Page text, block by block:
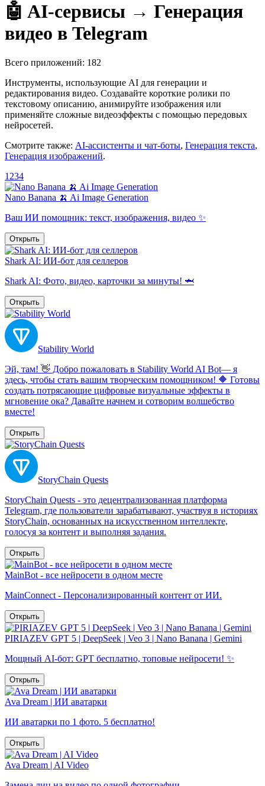
🤖 AI-сервисы → Генерация
видео в Telegram
Всего приложений: 182
Инструменты, использующие AI для генерации и
редактирования видео. Создавайте короткие ролики по
текстовому описанию, анимируйте изображения или
применяйте сложные видеоэффекты с помощью передовых
нейросетей.
Смотрите также: AI-ассистенты и чат-боты, Генерация текста,
Генерация изображений.
1 234
Nano Banana 🍌 Ai Image Generation
Ваш ИИ помощник: текст, изображения, видео ✨
Открыть
Shark AI: ИИ-бот для селлеров
Shark AI: Фото, видео, карточки за минуты! 🦈
Открыть
Stability World
Эй, там! 👋 Добро пожаловать в Stability World AI Bot— я
здесь, чтобы стать вашим творческим помощником! 🔶 Готовы
создать потрясающие цифровые визуальные эффекты в
мгновение ока? Давайте начнем и сотворим волшебство
вместе!
Открыть
StoryChain Quests
StoryChain Quests - это децентрализованная платформа
Telegram, где пользователи зарабатывают, участвуя в историях
StoryChain, основанных на искусственном интеллекте,
голосуя за контент и выполняя задания.
Открыть
MainBot - все нейросети в одном месте
MainConnect - Персонализированный контент от ИИ.
Открыть
PIRIAZEV GPT 5 | DeepSeek | Veo 3 | Nano Banana | Gemini
Мощный AI-бот: GPT бесплатно, топовые нейросети! ✨
Открыть
Ava Dream | ИИ аватарки
ИИ аватарки по 1 фото. 5 бесплатно!
Открыть
Ava Dream | AI Video